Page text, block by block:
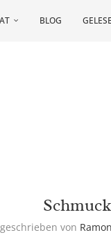
BLOG
geschrieben von